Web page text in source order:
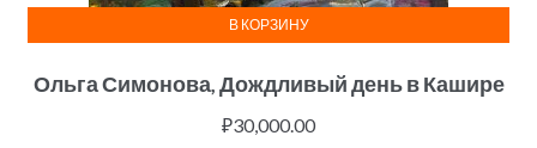
Ольга Симонова, Дождливый день в Кашире
₽30,000.00
В КОРЗИНУ